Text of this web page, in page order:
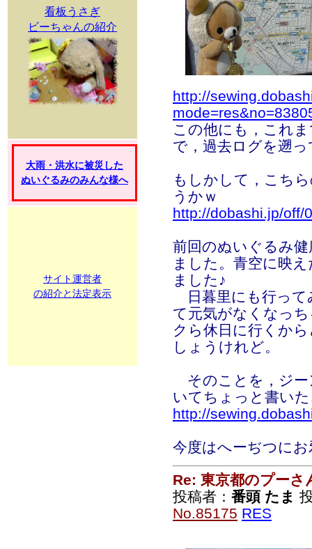
看板うさぎ
ビーちゃんの紹介
大雨・洪水に被災した
ぬいぐるみのみんな様へ
サイト運営者
の紹介と法定表示
http://
この他にも，これ
で，過去ログを遡
もしかして，こち
うかｗ
http://dobashi.jp/off/
前回のぬいぐるみ
ました。青空に映
ました♪
日暮里にも行って
て元気がなくなっ
クら休日に行くか
しょうけれど。
そのことを，ジー
いてちょっと書い
http://
今度はへーぢつに
Re: 東京都のプーさ
投稿者： 番頭 たま
No.85175 RES